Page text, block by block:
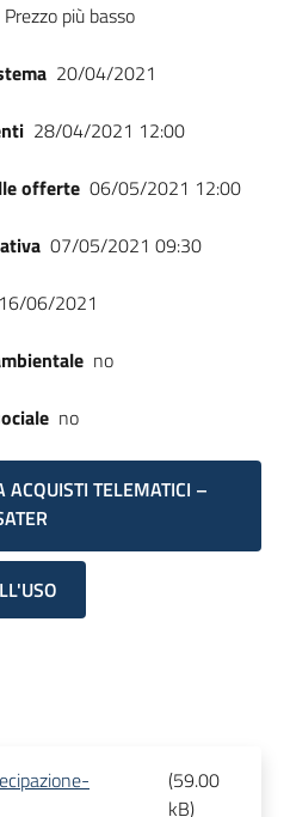
Prezzo più basso
20/04/2021
28/04/2021 12:00
offerte 06/05/2021 12:00
07/05/2021 09:30
16/06/2021
no
no
ACQUISTI TELEMATICI –
(59.00
kB)